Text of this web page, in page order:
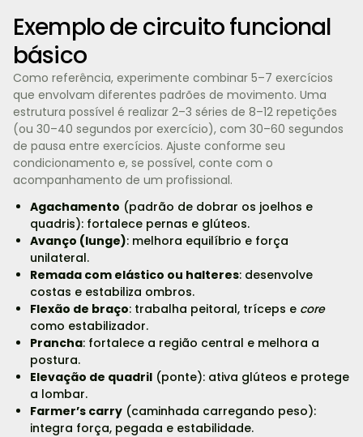
Exemplo de circuito funcional
básico
Como referência, experimente combinar 5–7 exercícios
que envolvam diferentes padrões de movimento. Uma
estrutura possível é realizar 2–3 séries de 8–12 repetições
(ou 30–40 segundos por exercício), com 30–60 segundos
de pausa entre exercícios. Ajuste conforme seu
condicionamento e, se possível, conte com o
acompanhamento de um profissional.
Agachamento (padrão de dobrar os joelhos e
quadris): fortalece pernas e glúteos.
Avanço (lunge): melhora equilíbrio e força
unilateral.
Remada com elástico ou halteres: desenvolve
costas e estabiliza ombros.
Flexão de braço: trabalha peitoral, tríceps e core
como estabilizador.
Prancha: fortalece a região central e melhora a
postura.
Elevação de quadril(ponte): ativa glúteos e protege
a lombar.
Farmer’s carry(caminhada carregando peso):
integra força, pegada e estabilidade.